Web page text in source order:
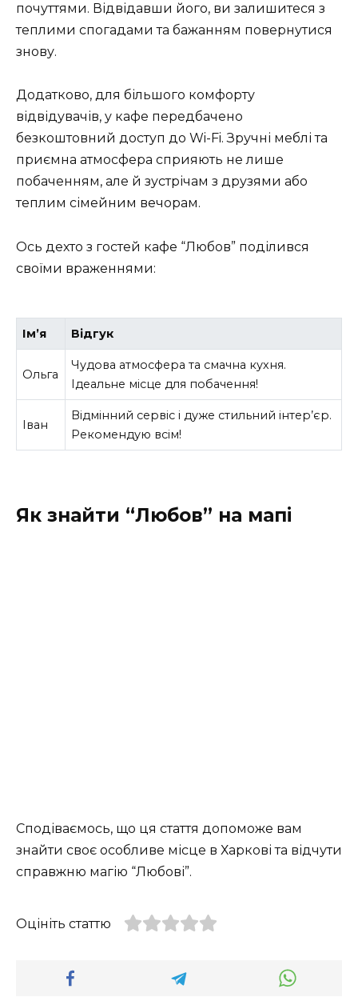
почуттями. Відвідавши його, ви залишитеся з
теплими спогадами та бажанням повернутися
знову.
Додатково, для більшого комфорту
відвідувачів, у кафе передбачено
безкоштовний доступ до Wi-Fi. Зручні меблі та
приємна атмосфера сприяють не лише
побаченням, але й зустрічам з друзями або
теплим сімейним вечорам.
Ось дехто з гостей кафе “Любов” поділився
своїми враженнями:
Ім’я Відгук
Ольга
Чудова атмосфера та смачна кухня.
Ідеальне місце для побачення!
Іван
Відмінний сервіс і дуже стильний інтер’єр.
Рекомендую всім!
Як знайти “Любов” на мапі
Сподіваємось, що ця стаття допоможе вам
знайти своє особливе місце в Харкові та відчути
справжню магію “Любові”.
Оцініть статтю